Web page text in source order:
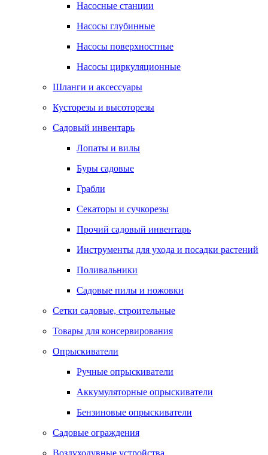
Насосные станции
Насосы глубинные
Насосы поверхностные
Насосы циркуляционные
Шланги и аксессуары
Кусторезы и высоторезы
Садовый инвентарь
Лопаты и вилы
Буры садовые
Грабли
Секаторы и сучкорезы
Прочий садовый инвентарь
Инструменты для ухода и посадки растений
Поливальники
Садовые пилы и ножовки
Сетки садовые, строительные
Товары для консервирования
Опрыскиватели
Ручные опрыскиватели
Аккумуляторные опрыскиватели
Бензиновые опрыскиватели
Садовые ограждения
Воздуходувные устройства